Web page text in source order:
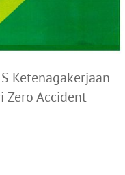
Ketenagakerjaan
Zero Accident